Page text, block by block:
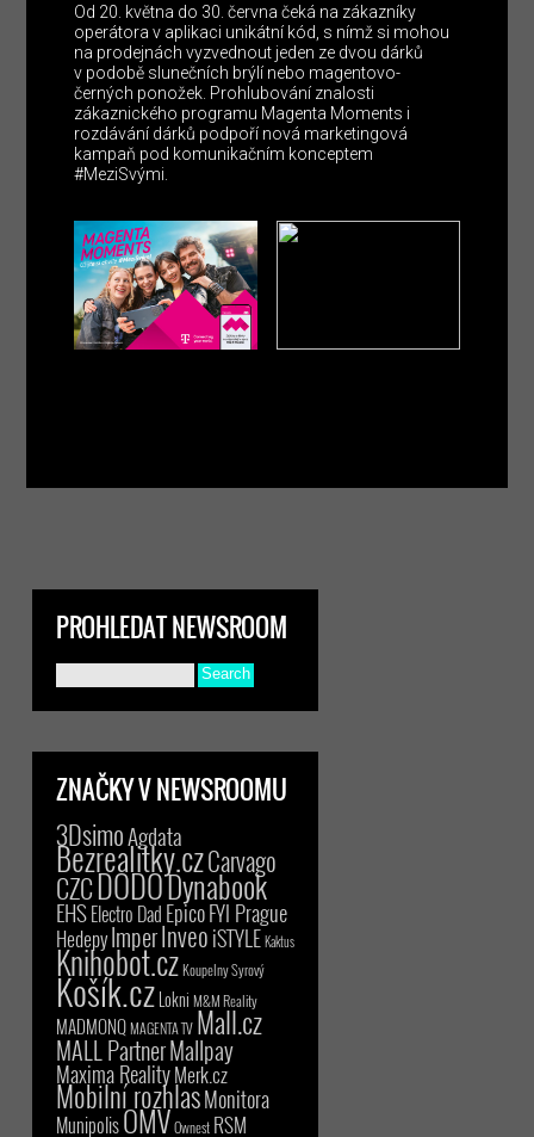
Od 20. května do 30. června čeká na zákazníky
operátora v aplikaci unikátní kód, s nímž si mohou
na prodejnách vyzvednout jeden ze dvou dárků
v podobě slunečních brýlí nebo magentovo-
černých ponožek. Prohlubování znalosti
zákaznického programu Magenta Moments i
rozdávání dárků podpoří nová marketingová
kampaň pod komunikačním konceptem
#MeziSvými.
PROHLEDAT NEWSROOM
ZNAČKY V NEWSROOMU
3DsimoAgdata
Bezrealitky.czCarvago
CZCDODODynabook
EHSElectro Dad EpicoFYI Prague
HedepyImperInveoiSTYLE Kaktus
Knihobot.czKoupelny Syrový
Košík.czLokni M&M Reality
MADMONQMAGENTA TV Mall.cz
MALL PartnerMallpay
Maxima RealityMerk.cz
Mobilní rozhlasMonitora
MunipolisOMVOwnest RSM